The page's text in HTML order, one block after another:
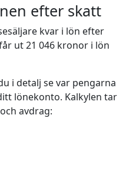
efter skatt
kvar i lön efter
ut 21 046 kronor i lön
i detalj se var pengarna
lönekonto. Kalkylen tar
avdrag: